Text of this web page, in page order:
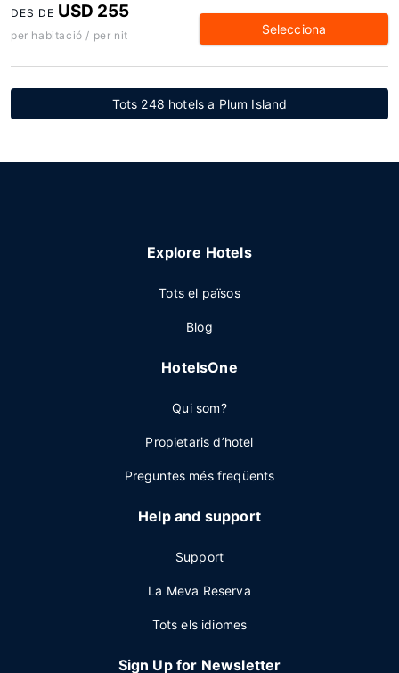
DES DE USD 255
per habitació / per nit Selecciona
Tots 248 hotels a Plum Island
Explore Hotels
Tots el països
Blog
HotelsOne
Qui som?
Propietaris d’hotel
Preguntes més freqüents
Help and support
Support
La Meva Reserva
Tots els idiomes
Sign Up for Newsletter